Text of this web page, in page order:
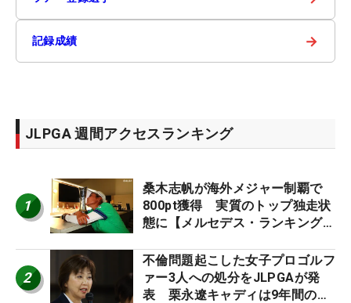
記録成績 →
JLPGA 週間アクセスランキング
1
桑木志帆が海外メジャー制覇で
800pt獲得 実質のトップ独走状
態に【メルセデス・ランキング番
2
不倫問題起こした女子プロゴルフ
ァー3人への処分をJLPGAが発
表 栗永遼キャディは9年間の立